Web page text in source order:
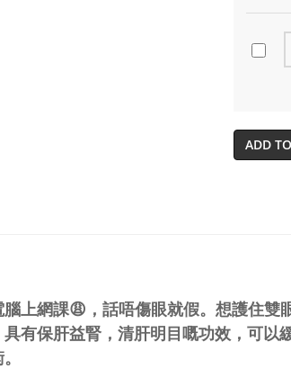
ADD
上網課😩，話唔傷眼就假。想護住雙
有保肝益腎，清肝明目嘅功效，可